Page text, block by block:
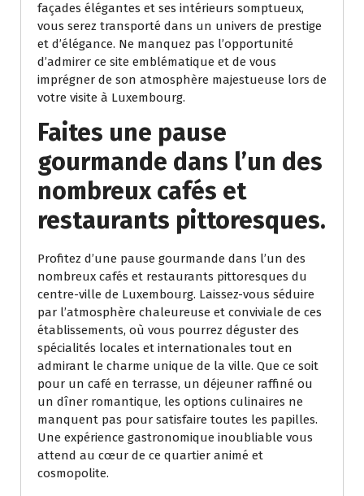
façades élégantes et ses intérieurs somptueux,
vous serez transporté dans un univers de prestige
et d’élégance. Ne manquez pas l’opportunité
d’admirer ce site emblématique et de vous
imprégner de son atmosphère majestueuse lors de
votre visite à Luxembourg.
Faites une pause
gourmande dans l’un des
nombreux cafés et
restaurants pittoresques.
Profitez d’une pause gourmande dans l’un des
nombreux cafés et restaurants pittoresques du
centre-ville de Luxembourg. Laissez-vous séduire
par l’atmosphère chaleureuse et conviviale de ces
établissements, où vous pourrez déguster des
spécialités locales et internationales tout en
admirant le charme unique de la ville. Que ce soit
pour un café en terrasse, un déjeuner raffiné ou
un dîner romantique, les options culinaires ne
manquent pas pour satisfaire toutes les papilles.
Une expérience gastronomique inoubliable vous
attend au cœur de ce quartier animé et
cosmopolite.